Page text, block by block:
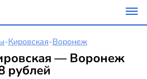
-Кировская-Воронеж
— Воронеж
рублей